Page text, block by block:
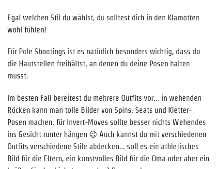
Egal welchen Stil du wählst, du solltest dich in den Klamotten
wohl fühlen!
Für Pole Shootings ist es natürlich besonders wichtig, dass du
die Hautstellen freihältst, an denen du deine Posen halten
musst.
Im besten Fall bereitest du mehrere Outfits vor… in wehenden
Röcken kann man tolle Bilder von Spins, Seats und Kletter-
Posen machen, für Invert-Moves sollte besser nichts Wehendes
ins Gesicht runter hängen 😉 Auch kannst du mit verschiedenen
Outfits verschiedene Stile abdecken… soll es ein athletisches
Bild für die Eltern, ein kunstvolles Bild für die Oma oder aber ein